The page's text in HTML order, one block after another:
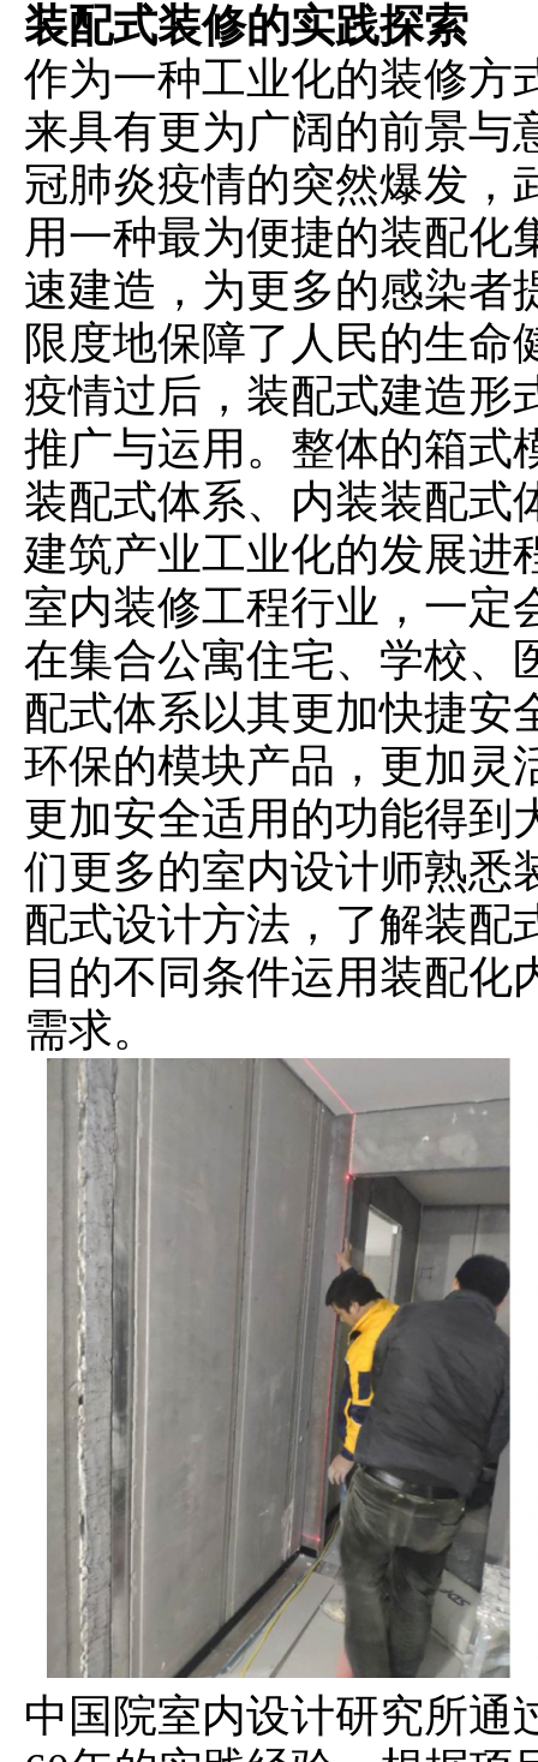
装配式装修的实践探索
作为一种工业化的装修方
来具有更为广阔的前景与
冠肺炎疫情的突然爆发，
用一种最为便捷的装配化
速建造，为更多的感染者
限度地保障了人民的生命
疫情过后，装配式建造形
推广与运用。整体的箱式
装配式体系、内装装配式
建筑产业工业化的发展进
室内装修工程行业，一定
在集合公寓住宅、学校、
配式体系以其更加快捷安
环保的模块产品，更加灵
更加安全适用的功能得到
们更多的室内设计师熟悉
配式设计方法，了解装配
目的不同条件运用装配
需求。
中国院室内设计研究所通